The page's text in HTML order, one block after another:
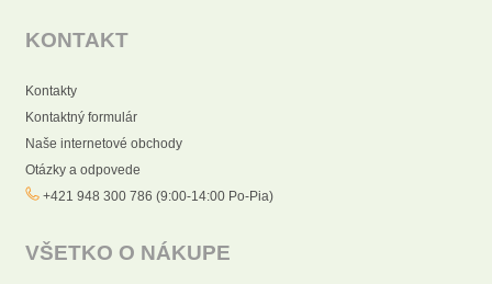
KONTAKT
Kontakty
Kontaktný formulár
Naše internetové obchody
Otázky a odpovede
+421 948 300 786 (9:00-14:00 Po-Pia)
VŠETKO O NÁKUPE